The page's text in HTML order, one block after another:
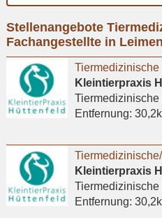
eingeben
Stellenangebote
Fachangestellte in
Kleintierpraxis
Entfernung:
Kleintierpraxis
Entfernung: